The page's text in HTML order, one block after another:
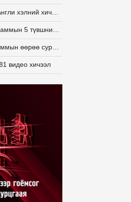
видео хичээл